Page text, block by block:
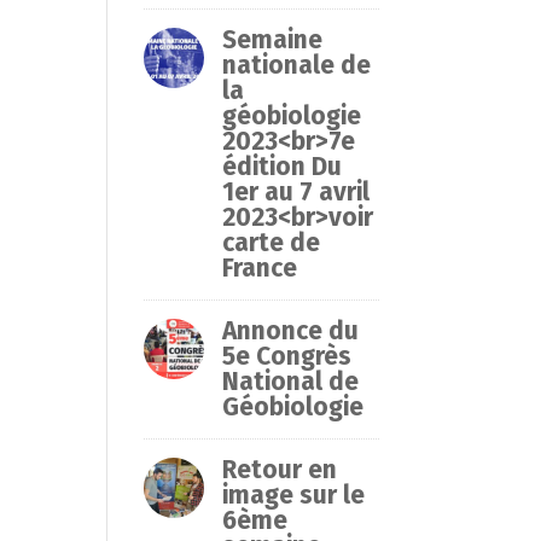
Semaine
nationale de
la
géobiologie
2023<br>7e
édition Du
1er au 7 avril
2023<br>voir
carte de
France
Annonce du
5e Congrès
National de
Géobiologie
Retour en
image sur le
6ème